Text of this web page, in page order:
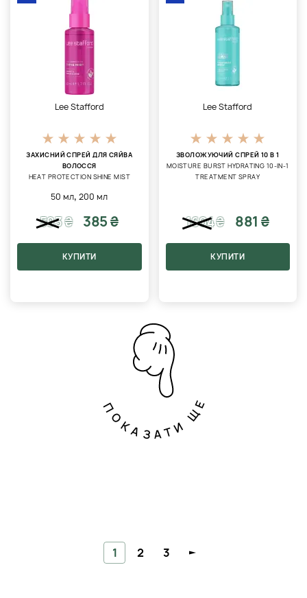
Lee Stafford
ЗАХИСНИЙ СПРЕЙ ДЛЯ СЯЙВА
ВОЛОССЯ
HEAT PROTECTION SHINE MIST
50 мл,200 мл
593₴ 385 ₴
КУПИТИ
Lee Stafford
ЗВОЛОЖУЮЧИЙ СПРЕЙ 10 В 1
MOISTURE BURST HYDRATING 10-IN-1
TREATMENT SPRAY
1604₴ 881 ₴
КУПИТИ
ПОКАЗАТИ ЩЕ
1 2 3